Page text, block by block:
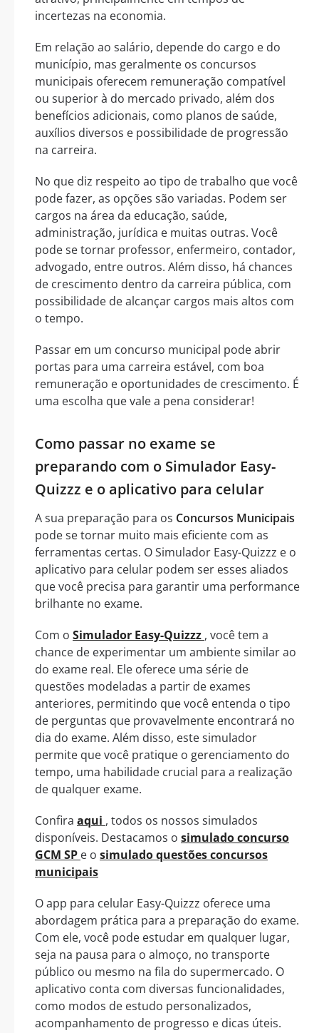
incertezas na economia.
Em relação ao salário, depende do cargo e do
município, mas geralmente os concursos
municipais oferecem remuneração compatível
ou superior à do mercado privado, além dos
benefícios adicionais, como planos de saúde,
auxílios diversos e possibilidade de progressão
na carreira.
No que diz respeito ao tipo de trabalho que você
pode fazer, as opções são variadas. Podem ser
cargos na área da educação, saúde,
administração, jurídica e muitas outras. Você
pode se tornar professor, enfermeiro, contador,
advogado, entre outros. Além disso, há chances
de crescimento dentro da carreira pública, com
possibilidade de alcançar cargos mais altos com
o tempo.
Passar em um concurso municipal pode abrir
portas para uma carreira estável, com boa
remuneração e oportunidades de crescimento. É
uma escolha que vale a pena considerar!
Como passar no exame se
preparando com o Simulador Easy-
Quizzz e o aplicativo para celular
A sua preparação para os Concursos Municipais
pode se tornar muito mais eficiente com as
ferramentas certas. O Simulador Easy-Quizzz e o
aplicativo para celular podem ser esses aliados
que você precisa para garantir uma performance
brilhante no exame.
Com o Simulador Easy-Quizzz , você tem a
chance de experimentar um ambiente similar ao
do exame real. Ele oferece uma série de
questões modeladas a partir de exames
anteriores, permitindo que você entenda o tipo
de perguntas que provavelmente encontrará no
dia do exame. Além disso, este simulador
permite que você pratique o gerenciamento do
tempo, uma habilidade crucial para a realização
de qualquer exame.
Confira aqui , todos os nossos simulados
disponíveis. Destacamos o simulado concurso
GCM SP e o simulado questões concursos
municipais
O app para celular Easy-Quizzz oferece uma
abordagem prática para a preparação do exame.
Com ele, você pode estudar em qualquer lugar,
seja na pausa para o almoço, no transporte
público ou mesmo na fila do supermercado. O
aplicativo conta com diversas funcionalidades,
como modos de estudo personalizados,
acompanhamento de progresso e dicas úteis.